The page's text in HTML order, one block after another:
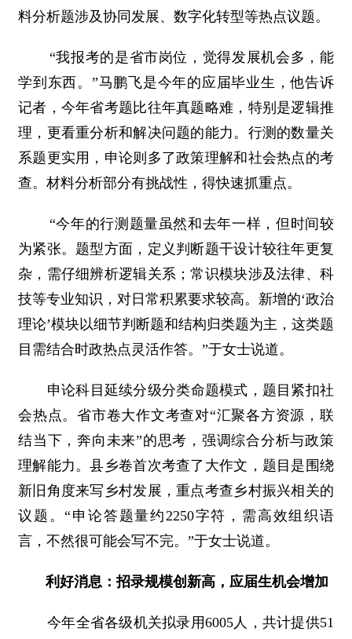
料分析题涉及协同发展、数字化转型等热点议题。
“我报考的是省市岗位，觉得发展机会多，能
学到东西。”马鹏飞是今年的应届毕业生，他告诉
记者，今年省考题比往年真题略难，特别是逻辑推
理，更看重分析和解决问题的能力。行测的数量关
系题更实用，申论则多了政策理解和社会热点的考
查。材料分析部分有挑战性，得快速抓重点。
“今年的行测题量虽然和去年一样，但时间较
为紧张。题型方面，定义判断题干设计较往年更复
杂，需仔细辨析逻辑关系；常识模块涉及法律、科
技等专业知识，对日常积累要求较高。新增的‘政治
理论’模块以细节判断题和结构归类题为主，这类题
目需结合时政热点灵活作答。”于女士说道。
申论科目延续分级分类命题模式，题目紧扣社
会热点。省市卷大作文考查对“汇聚各方资源，联
结当下，奔向未来”的思考，强调综合分析与政策
理解能力。县乡卷首次考查了大作文，题目是围绕
新旧角度来写乡村发展，重点考查乡村振兴相关的
议题。“申论答题量约2250字符，需高效组织语
言，不然很可能会写不完。”于女士说道。
利好消息：招录规模创新高，应届生机会增加
今年全省各级机关拟录用6005人，共计提供51